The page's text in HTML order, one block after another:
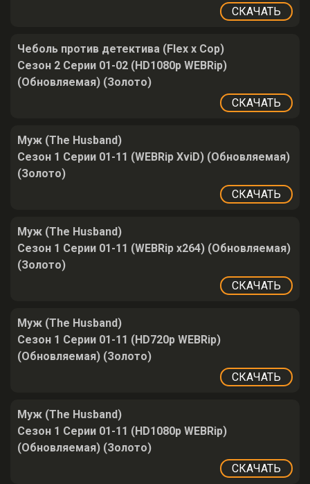
СКАЧАТЬ
Чеболь против детектива (Flex x Cop)
Сезон 2 Серии 01-02 (HD1080p WEBRip)
(Обновляемая) (Золото)
СКАЧАТЬ
Муж (The Husband)
Сезон 1 Серии 01-11 (WEBRip XviD) (Обновляемая)
(Золото)
СКАЧАТЬ
Муж (The Husband)
Сезон 1 Серии 01-11 (WEBRip x264) (Обновляемая)
(Золото)
СКАЧАТЬ
Муж (The Husband)
Сезон 1 Серии 01-11 (HD720p WEBRip)
(Обновляемая) (Золото)
СКАЧАТЬ
Муж (The Husband)
Сезон 1 Серии 01-11 (HD1080p WEBRip)
(Обновляемая) (Золото)
СКАЧАТЬ